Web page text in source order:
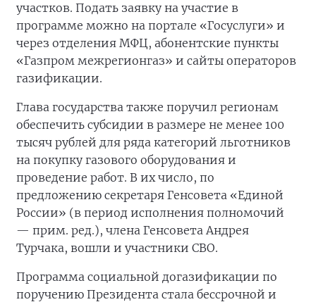
участков. Подать заявку на участие в
программе можно на портале «Госуслуги» и
через отделения МФЦ, абонентские пункты
«Газпром межрегионгаз» и сайты операторов
газификации.
Глава государства также поручил регионам
обеспечить субсидии в размере не менее 100
тысяч рублей для ряда категорий льготников
на покупку газового оборудования и
проведение работ. В их число, по
предложению секретаря Генсовета «Единой
России» (в период исполнения полномочий
— прим. ред.), члена Генсовета Андрея
Турчака, вошли и участники СВО.
Программа социальной догазификации по
поручению Президента стала бессрочной и